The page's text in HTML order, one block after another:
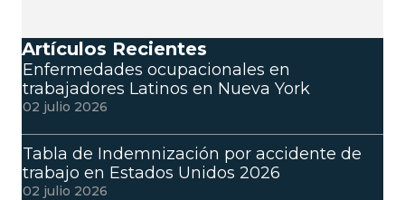
Artículos Recientes
Enfermedades ocupacionales en
trabajadores Latinos en Nueva York
02 julio 2026
Tabla de Indemnización por accidente de
trabajo en Estados Unidos 2026
02 julio 2026